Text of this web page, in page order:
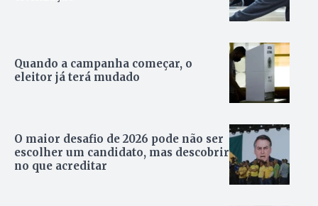
Quando a campanha começar, o
eleitor já terá mudado
O maior desafio de 2026 pode não ser
escolher um candidato, mas descobrir
no que acreditar